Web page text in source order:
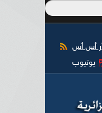
أس أس
يوتيوب